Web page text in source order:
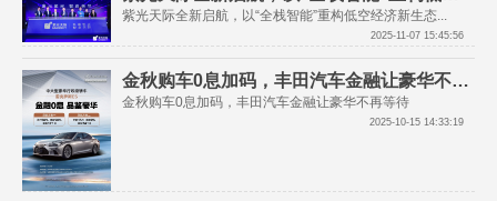
紫光天际全新启航，以“全栈智能”重构低空经济新生态...
2025-11-07 15:45:56
金秋购车0息加码，丰田汽车金融让豪华不再等待
2025-10-15 14:33:19